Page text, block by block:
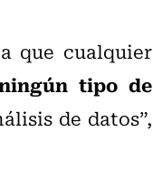
que cualquier
tipo de
de datos”,